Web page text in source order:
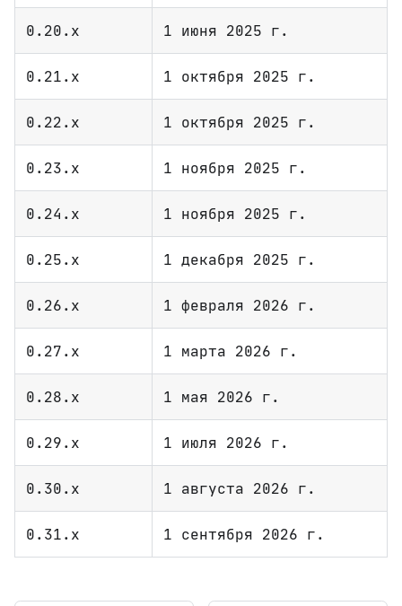
0.20.x 1 июня 2025 г.
0.21.x 1 октября 2025 г.
0.22.x 1 октября 2025 г.
0.23.x 1 ноября 2025 г.
0.24.x 1 ноября 2025 г.
0.25.x 1 декабря 2025 г.
0.26.x 1 февраля 2026 г.
0.27.x 1 марта 2026 г.
0.28.x 1 мая 2026 г.
0.29.x 1 июля 2026 г.
0.30.x 1 августа 2026 г.
0.31.x 1 сентября 2026 г.